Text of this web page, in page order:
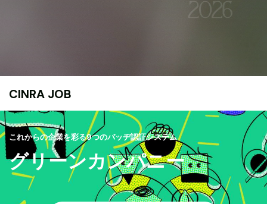
CINRA JOB
これからの企業を彩る9つのバッヂ認証システム
グリーンカンパニー